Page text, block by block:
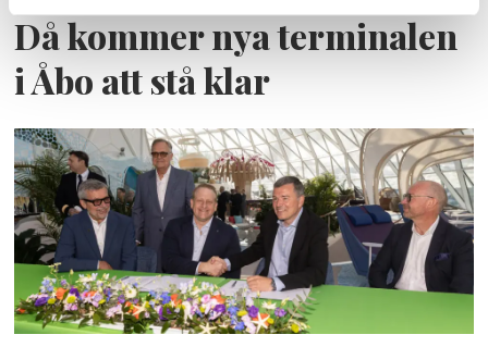
Då kommer nya terminalen
i Åbo att stå klar